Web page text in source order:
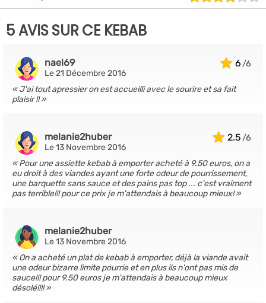
5 AVIS SUR CE KEBAB
6
nael69
Le 21 Décembre 2016
J'ai tout apressier on est accueilli avec le sourire et sa fait
plaisir !!
2.5
melanie2huber
Le 13 Novembre 2016
Pour une assiette kebab à emporter acheté à 9.50 euros, on a
eu droit à des viandes ayant une forte odeur de pourrissement,
une barquette sans sauce et des pains pas top ... c'est vraiment
pas terrible!!! pour ce prix je m'attendais à beaucoup mieux!
melanie2huber
Le 13 Novembre 2016
On a acheté un plat de kebab à emporter, déjà la viande avait
une odeur bizarre limite pourrie et en plus ils n'ont pas mis de
sauce!!! pour 9.50 euros je m'attendais à beaucoup mieux
désolé!!!!